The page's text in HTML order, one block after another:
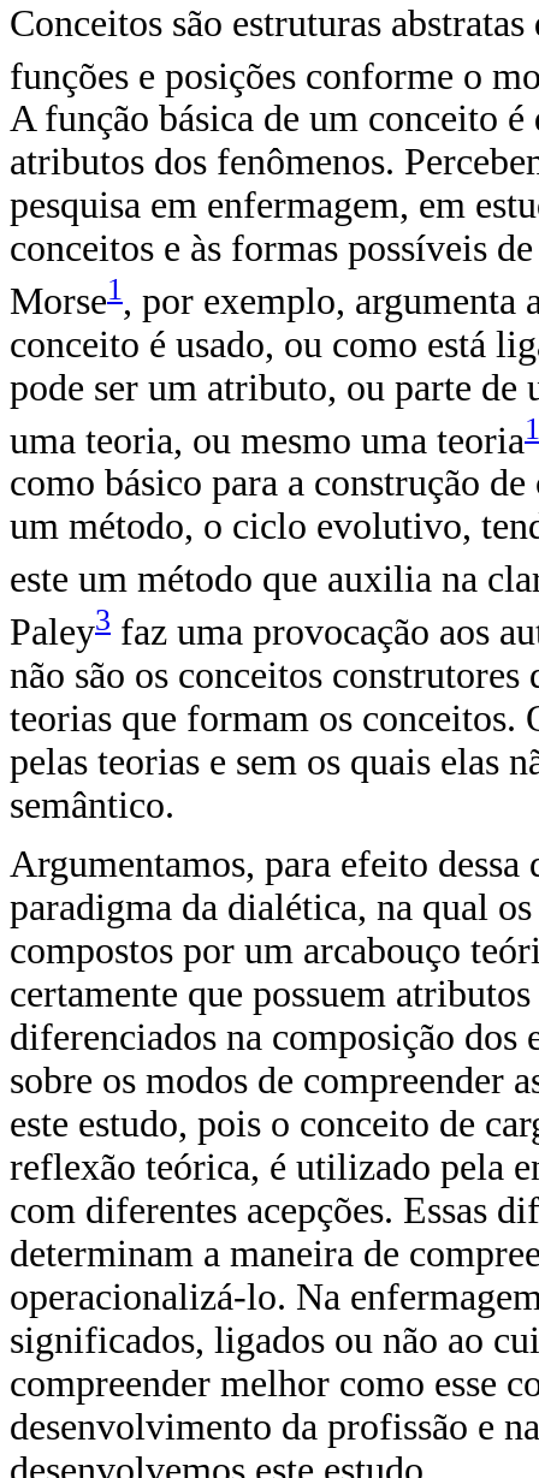
Conceitos são estruturas
funções e posições conforme o
A função básica de um conceito é
atributos dos fenômenos.
pesquisa em enfermagem, em
conceitos e às formas possíveis
Morse1, por exemplo, argumenta
conceito é usado, ou como está
pode ser um atributo, ou parte de
uma teoria, ou mesmo uma teoria1
como básico para a construção
um método, o ciclo evolutivo,
este um método que auxilia na
Paley3 faz uma provocação aos
não são os conceitos construtores
teorias que formam os conceitos.
pelas teorias e sem os quais elas
semântico.
Argumentamos, para efeito dessa
paradigma da dialética, na qual
compostos por um arcabouço
certamente que possuem
diferenciados na composição dos
sobre os modos de compreender
este estudo, pois o conceito de
reflexão teórica, é utilizado pela
com diferentes acepções. Essas
determinam a maneira de
operacionalizá-lo. Na
significados, ligados ou não ao
compreender melhor como esse
desenvolvimento da profissão e